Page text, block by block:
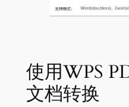
使用WPS
文档转换